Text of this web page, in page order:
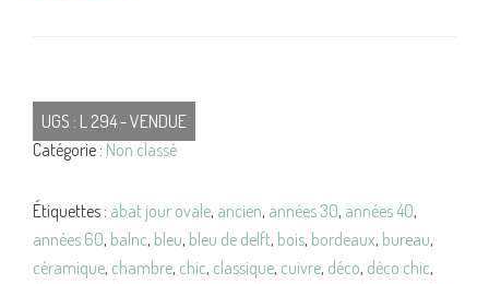
UGS : L 294 - VENDUE
Catégorie : Non classé
Étiquettes : abat jour ovale, ancien, années 30, années 40,
années 60, balnc, bleu, bleu de delft, bois, bordeaux, bureau,
céramique, chambre, chic, classique, cuivre, déco, déco chic,